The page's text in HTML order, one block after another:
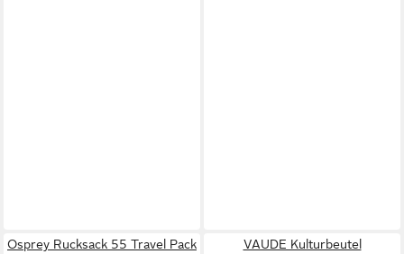
Osprey Rucksack 55 Travel Pack
VAUDE Kulturbeutel